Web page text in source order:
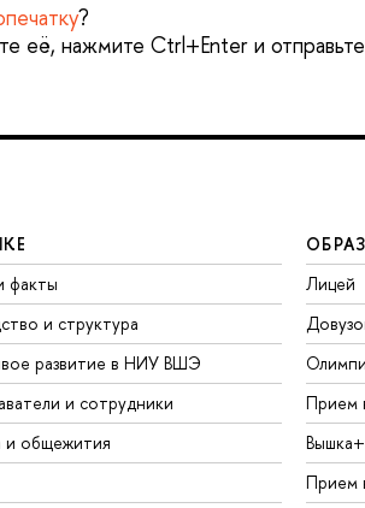
?
её, нажмите Ctrl+Enter и
факты
и структура
развитие в НИУ ВШЭ
и сотрудники
и общежития
Лицей
Прием
Вышка+
Прием